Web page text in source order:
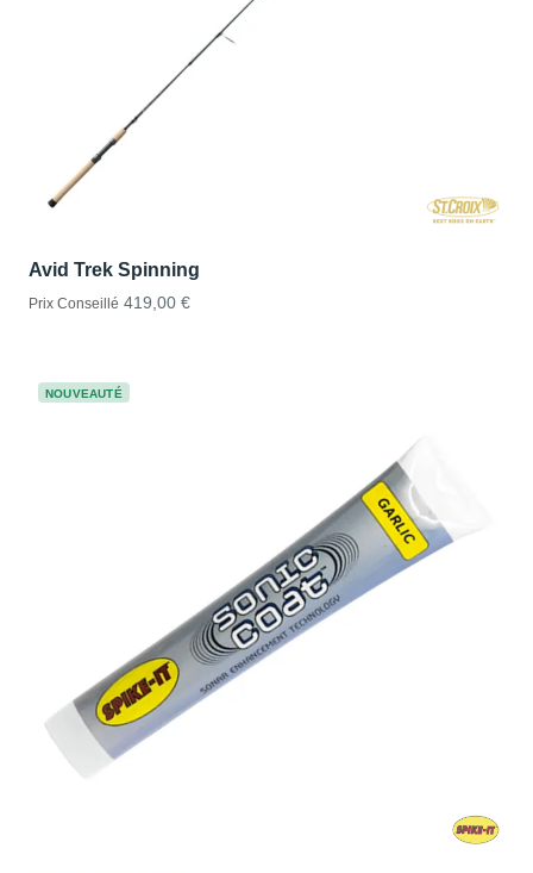
Avid Trek Spinning
Prix Conseillé 419,00 €
NOUVEAUTÉ